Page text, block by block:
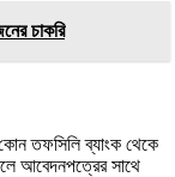
চাকরি
তফসিলি ব্যাংক থেকে
আবেদনপত্রের সাথে